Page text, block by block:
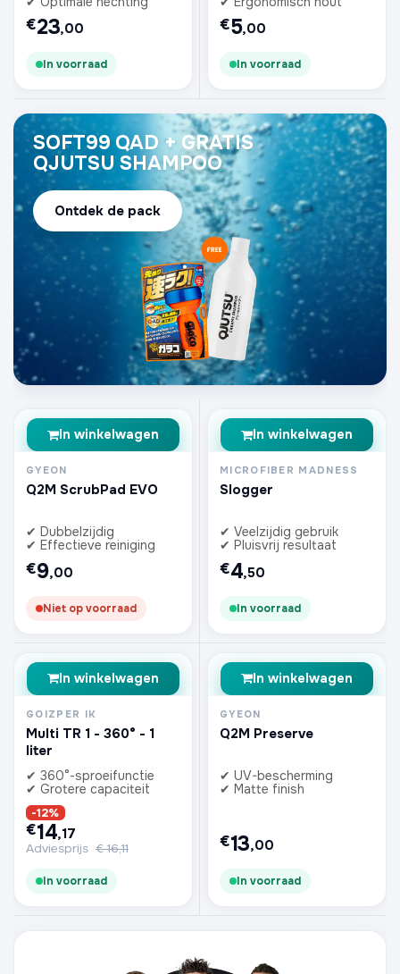
€23,00
In voorraad
€5,00
In voorraad
SOFT99 QAD + GRATIS
QJUTSU SHAMPOO
Ontdek de pack
In winkelwagen
GYEON
Q2M ScrubPad EVO
✔ Dubbelzijdig
✔ Effectieve reiniging
€9,00
Niet op voorraad
In winkelwagen
MICROFIBER MADNESS
Slogger
✔ Veelzijdig gebruik
✔ Pluisvrij resultaat
€4,50
In voorraad
In winkelwagen
GOIZPER IK
Multi TR 1 - 360° - 1
liter
✔ 360°-sproeifunctie
✔ Grotere capaciteit
-12%
€14,17
Adviesprijs €16,11
In voorraad
In winkelwagen
GYEON
Q2M Preserve
✔ UV-bescherming
✔ Matte finish
€13,00
In voorraad